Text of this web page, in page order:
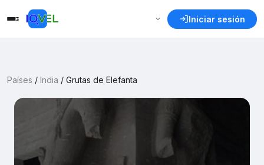
Iniciar sesión
Países / India / Grutas de Elefanta